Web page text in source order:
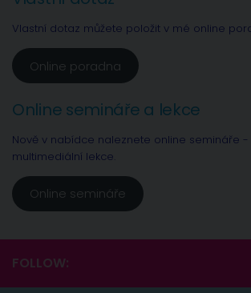
Vlastní dotaz můžete položit v mé online
Online poradna
Online semináře a lekce
Nově v nabídce naleznete online semináře -
multimediální lekce.
Online semináře
FOLLOW: